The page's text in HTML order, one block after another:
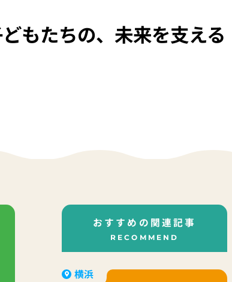
もたちの、未来を支える
おすすめの関連記事
RECOMMEND
横浜